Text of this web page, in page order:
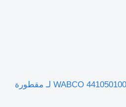
صمام التحكم في الفرامل WABCO 4410501000 لـ مقطورة